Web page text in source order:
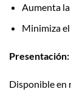
Aumenta
Minimiza
Presentación:
Disponible en